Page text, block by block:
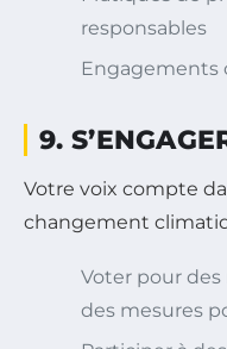
responsables
Engagements
9.
Votre voix compte
changement
Voter pour
des mesures